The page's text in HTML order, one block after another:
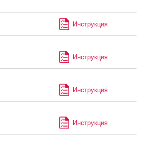
Инструкция
Инструкция
Инструкция
Инструкция